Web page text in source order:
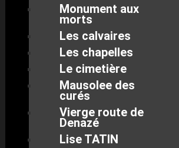
Monument aux
morts
Les calvaires
Les chapelles
Le cimetière
Mausolee des
curés
Vierge route de
Denazé
Lise TATIN